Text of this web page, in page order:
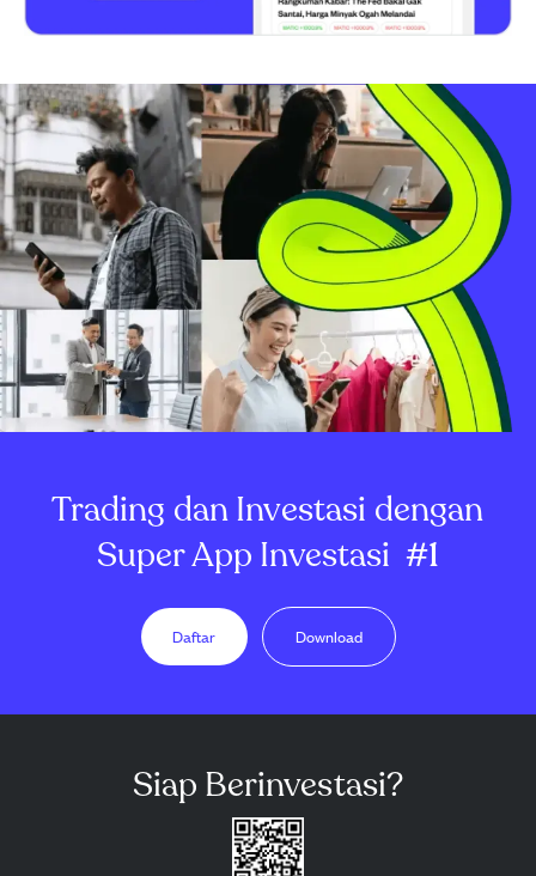
Trading dan Investasi dengan
Super App Investasi #1
Daftar Download
Siap Berinvestasi?